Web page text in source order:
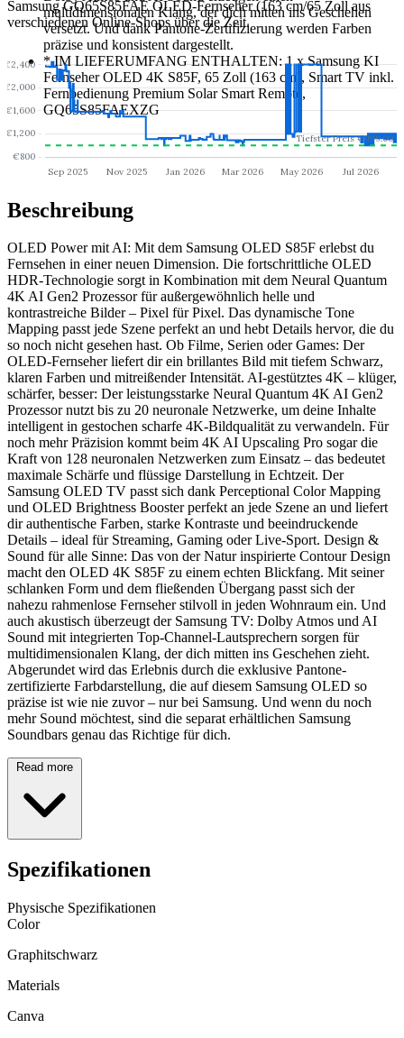
multidimensionalen Klang, der dich mitten ins Geschehen
versetzt. Und dank Pantone-Zertifizierung werden Farben
präzise und konsistent dargestellt.
* IM LIEFERUMFANG ENTHALTEN: 1 x Samsung KI
Fernseher OLED 4K S85F, 65 Zoll (163 cm), Smart TV inkl.
Fernbedienung Premium Solar Smart Remote,
GQ65S85FAEXZG
Samsung GQ65S85FAE OLED-Fernseher (163 cm/65 Zoll aus
verschiedenen Online-Shops über die Zeit.
Beschreibung
OLED Power mit AI: Mit dem Samsung OLED S85F erlebst du
Fernsehen in einer neuen Dimension. Die fortschrittliche OLED
HDR-Technologie sorgt in Kombination mit dem Neural Quantum
4K AI Gen2 Prozessor für außergewöhnlich helle und
kontrastreiche Bilder – Pixel für Pixel. Das dynamische Tone
Mapping passt jede Szene perfekt an und hebt Details hervor, die du
so noch nicht gesehen hast. Ob Filme, Serien oder Games: Der
OLED-Fernseher liefert dir ein brillantes Bild mit tiefem Schwarz,
klaren Farben und mitreißender Intensität. AI-gestütztes 4K – klüger,
schärfer, besser: Der leistungsstarke Neural Quantum 4K AI Gen2
Prozessor nutzt bis zu 20 neuronale Netzwerke, um deine Inhalte
intelligent in gestochen scharfe 4K-Bildqualität zu verwandeln. Für
noch mehr Präzision kommt beim 4K AI Upscaling Pro sogar die
Kraft von 128 neuronalen Netzwerken zum Einsatz – das bedeutet
maximale Schärfe und flüssige Darstellung in Echtzeit. Der
Samsung OLED TV passt sich dank Perceptional Color Mapping
und OLED Brightness Booster perfekt an jede Szene an und liefert
dir authentische Farben, starke Kontraste und beeindruckende
Details – ideal für Streaming, Gaming oder Live-Sport. Design &
Sound für alle Sinne: Das von der Natur inspirierte Contour Design
macht den OLED 4K S85F zu einem echten Blickfang. Mit seiner
schlanken Form und dem fließenden Übergang passt sich der
nahezu rahmenlose Fernseher stilvoll in jeden Wohnraum ein. Und
auch akustisch überzeugt der Samsung TV: Dolby Atmos und AI
Sound mit integrierten Top-Channel-Lautsprechern sorgen für
multidimensionalen Klang, der dich mitten ins Geschehen zieht.
Abgerundet wird das Erlebnis durch die exklusive Pantone-
zertifizierte Farbdarstellung, die auf diesem Samsung OLED so
präzise ist wie nie zuvor – nur bei Samsung. Und wenn du noch
mehr Sound möchtest, sind die separat erhältlichen Samsung
Soundbars genau das Richtige für dich.
Read more
Spezifikationen
Physische Spezifikationen
Color
Graphitschwarz
Materials
Canva